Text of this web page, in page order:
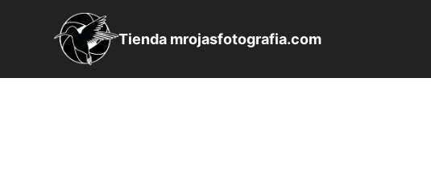
contenido
Tienda mrojasfotografia.com